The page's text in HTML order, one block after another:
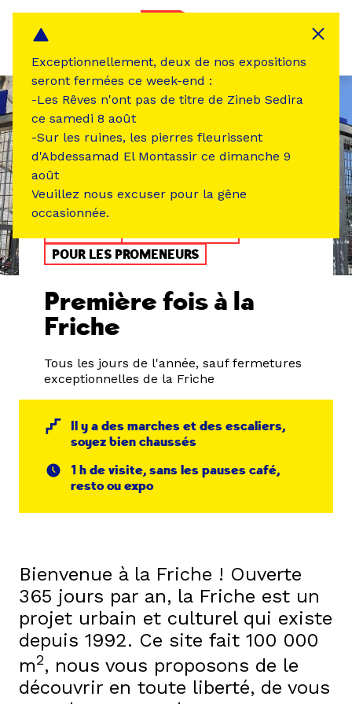
POUR LES PROMENEURS
Première fois à la
Friche
Tous les jours de l'année, sauf fermetures
exceptionnelles de la Friche
Il y a des marches et des escaliers,
soyez bien chaussés
1 h de visite, sans les pauses café,
resto ou expo
Bienvenue à la Friche ! Ouverte
365 jours par an, la Friche est un
projet urbain et culturel qui existe
depuis 1992. Ce site fait 100 000
m2, nous vous proposons de le
découvrir en toute liberté, de vous
Exceptionnellement, deux de nos expositions
seront fermées ce week-end :
-Les Rêves n'ont pas de titre de Zineb Sedira
ce samedi 8 août
-Sur les ruines, les pierres fleurissent
d'Abdessamad El Montassir ce dimanche 9
août
Veuillez nous excuser pour la gêne
occasionnée.
Panneau de gestion des cookies